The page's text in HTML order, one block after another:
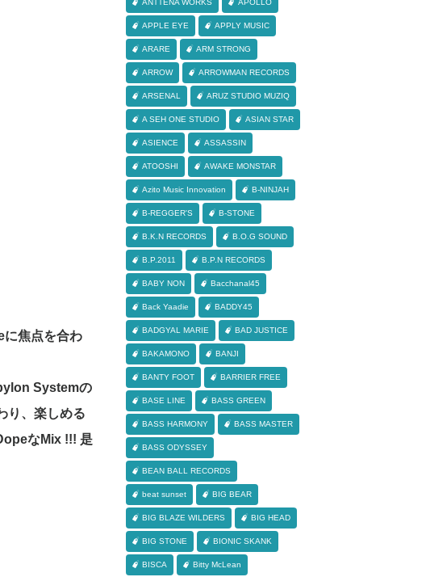
に焦点を合わ
Systemの
、 楽しめる
なMix !!! 是
ANTTENA WORKS APOLLO
APPLE EYE APPLY MUSIC
ARARE ARM STRONG
ARROW ARROWMAN RECORDS
ARSENAL ARUZ STUDIO MUZIQ
A SEH ONE STUDIO ASIAN STAR
ASIENCE ASSASSIN
ATOOSHI AWAKE MONSTAR
Azito Music Innovation B-NINJAH
B-REGGER'S B-STONE
B.K.N RECORDS B.O.G SOUND
B.P.2011 B.P.N RECORDS
BABY NON Bacchanal45
Back Yaadie BADDY45
BADGYAL MARIE BAD JUSTICE
BAKAMONO BANJI
BANTY FOOT BARRIER FREE
BASE LINE BASS GREEN
BASS HARMONY BASS MASTER
BASS ODYSSEY
BEAN BALL RECORDS
beat sunset BIG BEAR
BIG BLAZE WILDERS BIG HEAD
BIG STONE BIONIC SKANK
BISCA Bitty McLean